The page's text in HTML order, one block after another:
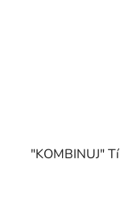
"KOMBINUJ"